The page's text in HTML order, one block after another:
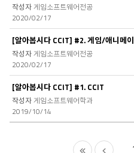
게임소프트웨어전공
2020/02/17
[알아봅시다 CCIT] #2. 게임/애니메
게임소프트웨어전공
2020/02/17
[알아봅시다 CCIT] #1. CCIT
게임소프트웨어학과
2019/10/14
처 이